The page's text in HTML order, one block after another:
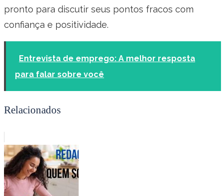
pronto para discutir seus pontos fracos com
confiança e positividade.
Entrevista de emprego: A melhor resposta
para falar sobre você
Relacionados